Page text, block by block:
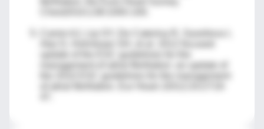
management of atrial fibrillation: an update of